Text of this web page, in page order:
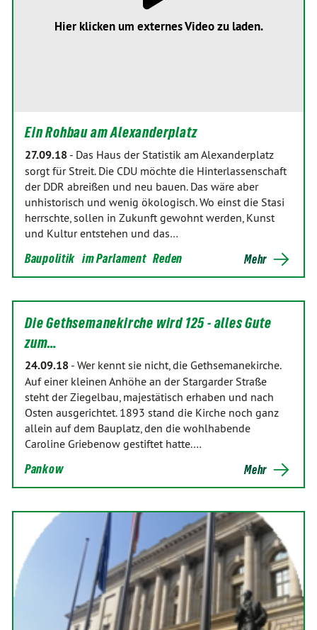
Ein Rohbau am Alexanderplatz
27.09.18 - Das Haus der Statistik am Alexanderplatz
sorgt für Streit. Die CDU möchte die Hinterlassenschaft
der DDR abreißen und neu bauen. Das wäre aber
unhistorisch und wenig ökologisch. Wo einst die Stasi
herrschte, sollen in Zukunft gewohnt werden, Kunst
und Kultur entstehen und das…
Baupolitik im Parlament Reden Mehr
Hier klicken um externes Video zu laden.
Die Gethsemanekirche wird 125 - alles Gute
zum…
24.09.18 - Wer kennt sie nicht, die Gethsemanekirche.
Auf einer kleinen Anhöhe an der Stargarder Straße
steht der Ziegelbau, majestätisch erhaben und nach
Osten ausgerichtet. 1893 stand die Kirche noch ganz
allein auf dem Bauplatz, den die wohlhabende
Caroline Griebenow gestiftet hatte.…
Pankow Mehr